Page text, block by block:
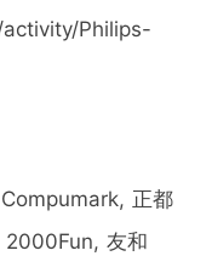
Philips-
正都
友和